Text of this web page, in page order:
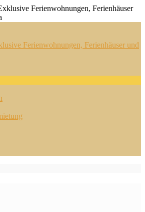
Ferienwohnungen, Ferienhäuser und